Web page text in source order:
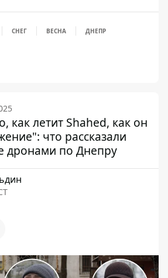
СНЕГ ВЕСНА ДНЕПР
как летит Shahed, как он
что рассказали
дронами по Днепру